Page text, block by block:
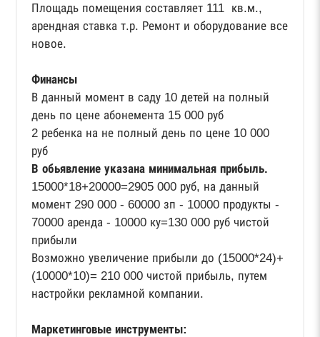
Площадь помещения составляет 111 кв.м.,
арендная ставка т.р. Ремонт и оборудование все
новое.
Финансы
В данный момент в саду 10 детей на полный
день по цене абонемента 15 000 руб
2 ребенка на не полный день по цене 10 000
руб
В обьявление указана минимальная прибыль.
15000*18+20000=2905 000 руб, на данный
момент 290 000 - 60000 зп - 10000 продукты -
70000 аренда - 10000 ку=130 000 руб чистой
прибыли
Возможно увеличение прибыли до (15000*24)+
(10000*10)= 210 000 чистой прибыль, путем
настройки рекламной компании.
Маркетинговые инструменты: